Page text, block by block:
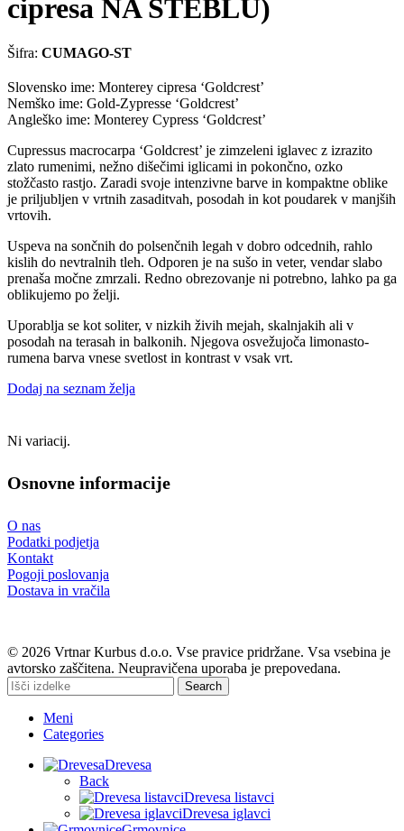
cipresa NA STEBLU)
Šifra: CUMAGO-ST
Slovensko ime: Monterey cipresa ‘Goldcrest’
Nemško ime: Gold-Zypresse ‘Goldcrest’
Angleško ime: Monterey Cypress ‘Goldcrest’
Cupressus macrocarpa ‘Goldcrest’ je zimzeleni iglavec z izrazito
zlato rumenimi, nežno dišečimi iglicami in pokončno, ozko
stožčasto rastjo. Zaradi svoje intenzivne barve in kompaktne oblike
je priljubljen v vrtnih zasaditvah, posodah in kot poudarek v manjših
vrtovih.
Uspeva na sončnih do polsenčnih legah v dobro odcednih, rahlo
kislih do nevtralnih tleh. Odporen je na sušo in veter, vendar slabo
prenaša močne zmrzali. Redno obrezovanje ni potrebno, lahko pa ga
oblikujemo po želji.
Uporablja se kot soliter, v nizkih živih mejah, skalnjakih ali v
posodah na terasah in balkonih. Njegova osvežujoča limonasto-
rumena barva vnese svetlost in kontrast v vsak vrt.
Dodaj na seznam želja
Ni variacij.
Osnovne informacije
O nas
Podatki podjetja
Kontakt
Pogoji poslovanja
Dostava in vračila
© 2026 Vrtnar Kurbus d.o.o. Vse pravice pridržane. Vsa vsebina je
avtorsko zaščitena. Neupravičena uporaba je prepovedana.
Search
Meni
Categories
Drevesa
Back
Drevesa listavci
Drevesa iglavci